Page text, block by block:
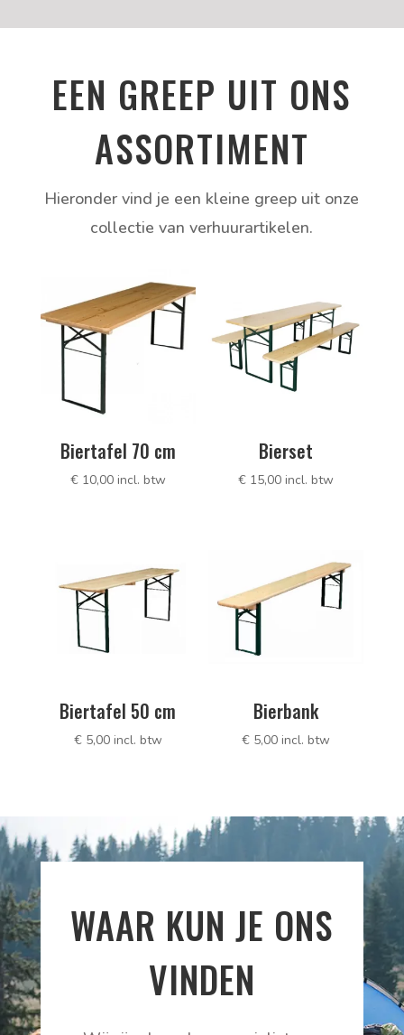
EEN GREEP UIT ONS
ASSORTIMENT
Hieronder vind je een kleine greep uit onze
collectie van verhuurartikelen.
Biertafel 70 cm
€10,00 incl. btw
Bierset
€ 15,00 incl. btw
Biertafel 50 cm
€5,00 incl. btw
Bierbank
€ 5,00 incl. btw
WAAR KUN JE ONS
VINDEN